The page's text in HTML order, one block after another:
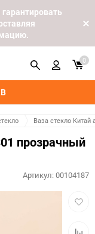
0
Ваза стекло Китай
прозрачный
Артикул:00104187